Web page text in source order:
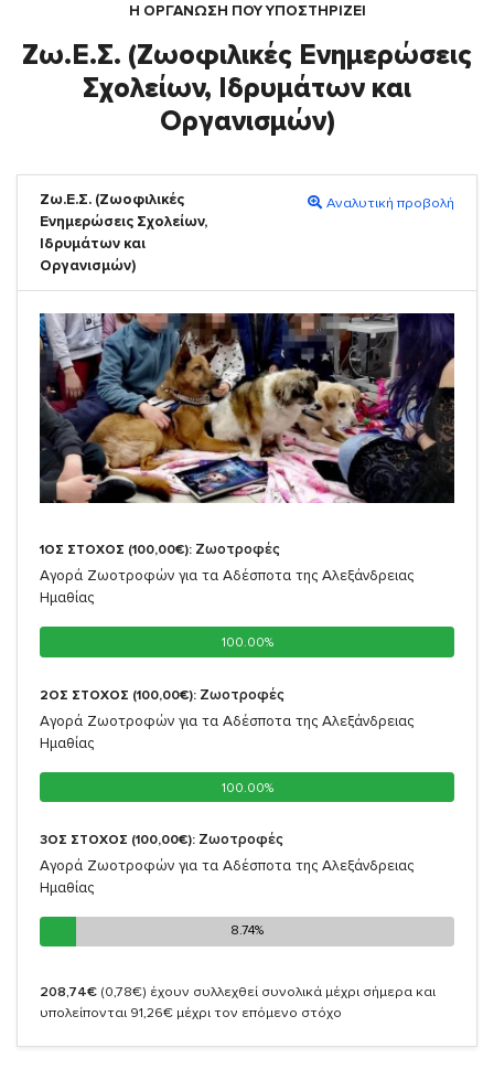
Η ΟΡΓΆΝΩΣΗ ΠΟΥ ΥΠΟΣΤΗΡΙΖΕΙ
Ζω.Ε.Σ. (Ζωοφιλικές Ενημερώσεις
Σχολείων, Ιδρυμάτων και
Οργανισμών)
Ζω.Ε.Σ. (Ζωοφιλικές
Ενημερώσεις Σχολείων,
Ιδρυμάτων και
Οργανισμών)
Αναλυτική προβολή
1ΟΣ ΣΤΟΧΟΣ (100,00€): Ζωοτροφές
Αγορά Ζωοτροφών για τα Αδέσποτα της Αλεξάνδρειας
Ημαθίας
100.00%
100.00%
2ΟΣ ΣΤΟΧΟΣ (100,00€): Ζωοτροφές
Αγορά Ζωοτροφών για τα Αδέσποτα της Αλεξάνδρειας
Ημαθίας
100.00%
100.00%
3ΟΣ ΣΤΟΧΟΣ (100,00€): Ζωοτροφές
Αγορά Ζωοτροφών για τα Αδέσποτα της Αλεξάνδρειας
Ημαθίας
8.74%
8.74%
208,74€ (0,78€) έχουν συλλεχθεί συνολικά μέχρι σήμερα και
υπολείπονται 91,26€ μέχρι τον επόμενο στόχο